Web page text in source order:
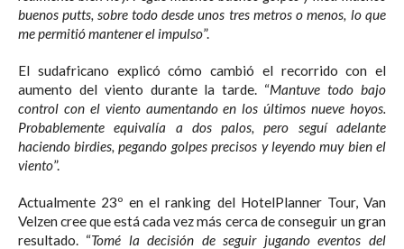
buenos putts, sobre todo desde unos tres metros o menos, lo que
me permitió mantener el impulso”.
El sudafricano explicó cómo cambió el recorrido con el
aumento del viento durante la tarde. “Mantuve todo bajo
control con el viento aumentando en los últimos nueve hoyos.
Probablemente equivalía a dos palos, pero seguí adelante
haciendo birdies, pegando golpes precisos y leyendo muy bien el
viento”.
Actualmente 23º en el ranking del HotelPlanner Tour, Van
Velzen cree que está cada vez más cerca de conseguir un gran
resultado. “Tomé la decisión de seguir jugando eventos del